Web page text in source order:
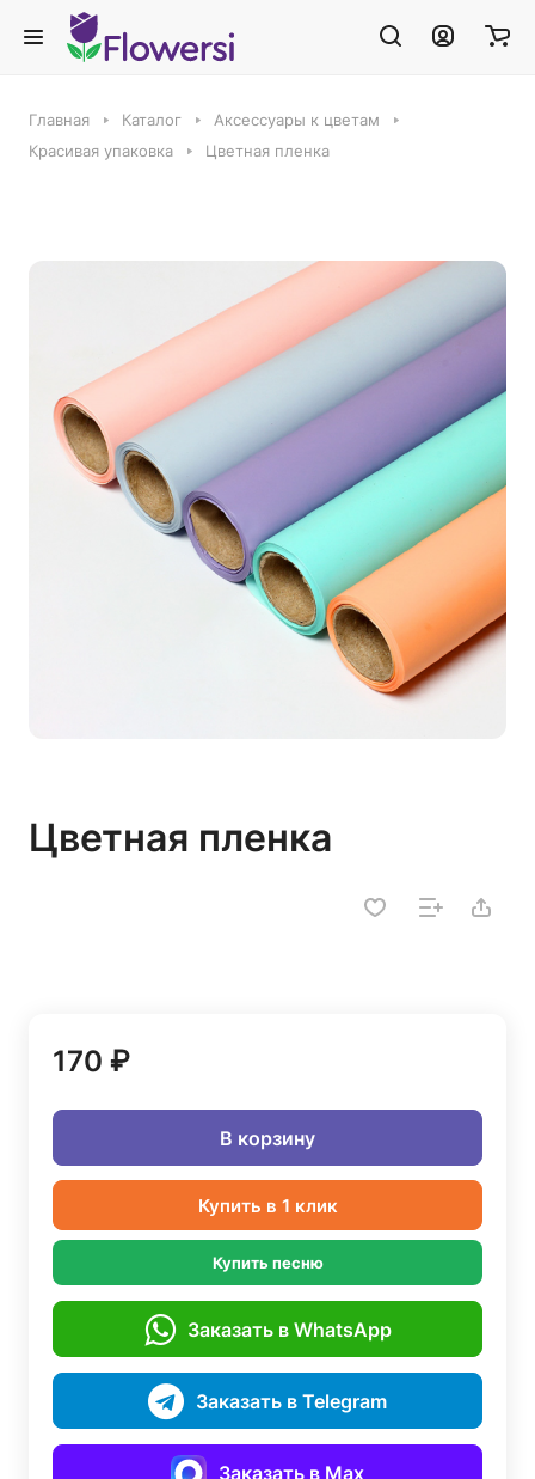
Главная Каталог
Аксессуары к цветам
Красивая упаковка
Цветная пленка
Цветная пленка
170 ₽
В корзину
Купить в 1 клик
Купить песню
Заказать в WhatsApp
Заказать в Telegram
Заказать в Max